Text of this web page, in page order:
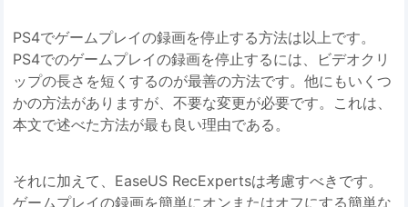
PS4でゲームプレイの録画を停止する方法は以上です。
PS4でのゲームプレイの録画を停止するには、ビデオクリ
ップの長さを短くするのが最善の方法です。他にもいくつ
かの方法がありますが、不要な変更が必要です。これは、
本文で述べた方法が最も良い理由である。
それに加えて、EaseUS RecExpertsは考慮すべきです。
ゲームプレイの録画を簡単にオンまたはオフにする簡単な